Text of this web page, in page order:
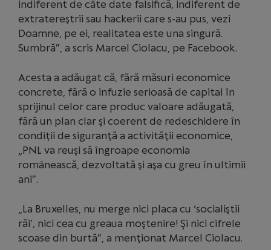
indiferent de câte date falsifică, indiferent de
extratereştrii sau hackerii care s-au pus, vezi
Doamne, pe ei, realitatea este una singură.
Sumbră”, a scris Marcel Ciolacu, pe Facebook.
Acesta a adăugat că, fără măsuri economice
concrete, fără o infuzie serioasă de capital în
sprijinul celor care produc valoare adăugată,
fără un plan clar şi coerent de redeschidere în
condiţii de siguranţă a activităţii economice,
„PNL va reuşi să îngroape economia
românească, dezvoltată şi aşa cu greu în ultimii
ani”.
„La Bruxelles, nu merge nici placa cu ‘socialiştii
răi’, nici cea cu greaua moştenire! Şi nici cifrele
scoase din burtă”, a menţionat Marcel Ciolacu.